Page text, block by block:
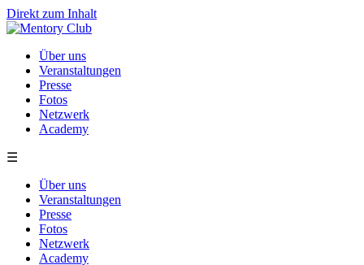
Direkt zum Inhalt
Über uns
Veranstaltungen
Presse
Fotos
Netzwerk
Academy
☰
Über uns
Veranstaltungen
Presse
Fotos
Netzwerk
Academy